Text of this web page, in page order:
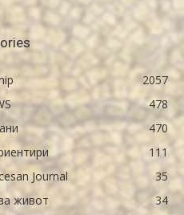
2057
478
470
111
Journal
35
живот
34